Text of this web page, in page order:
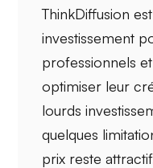
ThinkDiffusion
investissement
professionnels
optimiser leur
lourds
quelques
prix reste